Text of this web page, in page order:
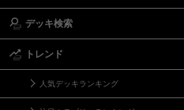
デッキ検索
トレンド
人気デッキランキング